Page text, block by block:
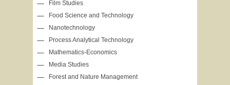
Film Studies
Food Science and Technology
Nanotechnology
Process Analytical Technology
Mathematics-Economics
Media Studies
Forest and Nature Management